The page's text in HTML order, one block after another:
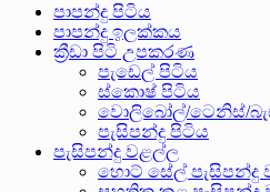
පාපන්දු පිටිය
පාපන්දු ඉලක්කය
ක්‍රීඩා පිටි උපකරණ
පැඩෙල් පිටිය
ස්කොෂ් පිටිය
වොලිබෝල්/ටෙනිස්/
පැසිපන්දු පිටිය
පැසිපන්දු වළල්ල
හොට් සේල් පැසිපන්දු